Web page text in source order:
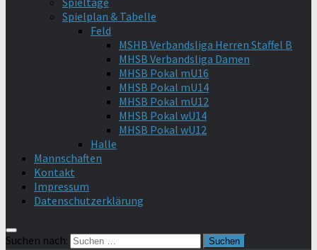
Spielplan & Tabelle
Feld
MSHB Verbandsliga Herren Staffel B
MHSB Verbandsliga Damen
MHSB Pokal mU16
MHSB Pokal mU14
MHSB Pokal mU12
MHSB Pokal wU14
MHSB Pokal wU12
Halle
Mannschaften
Kontakt
Impressum
Datenschutzerklärung
Suchen nach: